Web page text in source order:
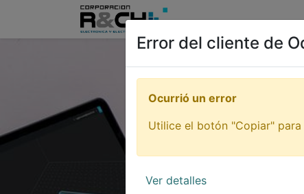
Inicio Tienda
Error del cliente de
Ocurrió un error
Utilice el botón "Copiar"
Ver detalles